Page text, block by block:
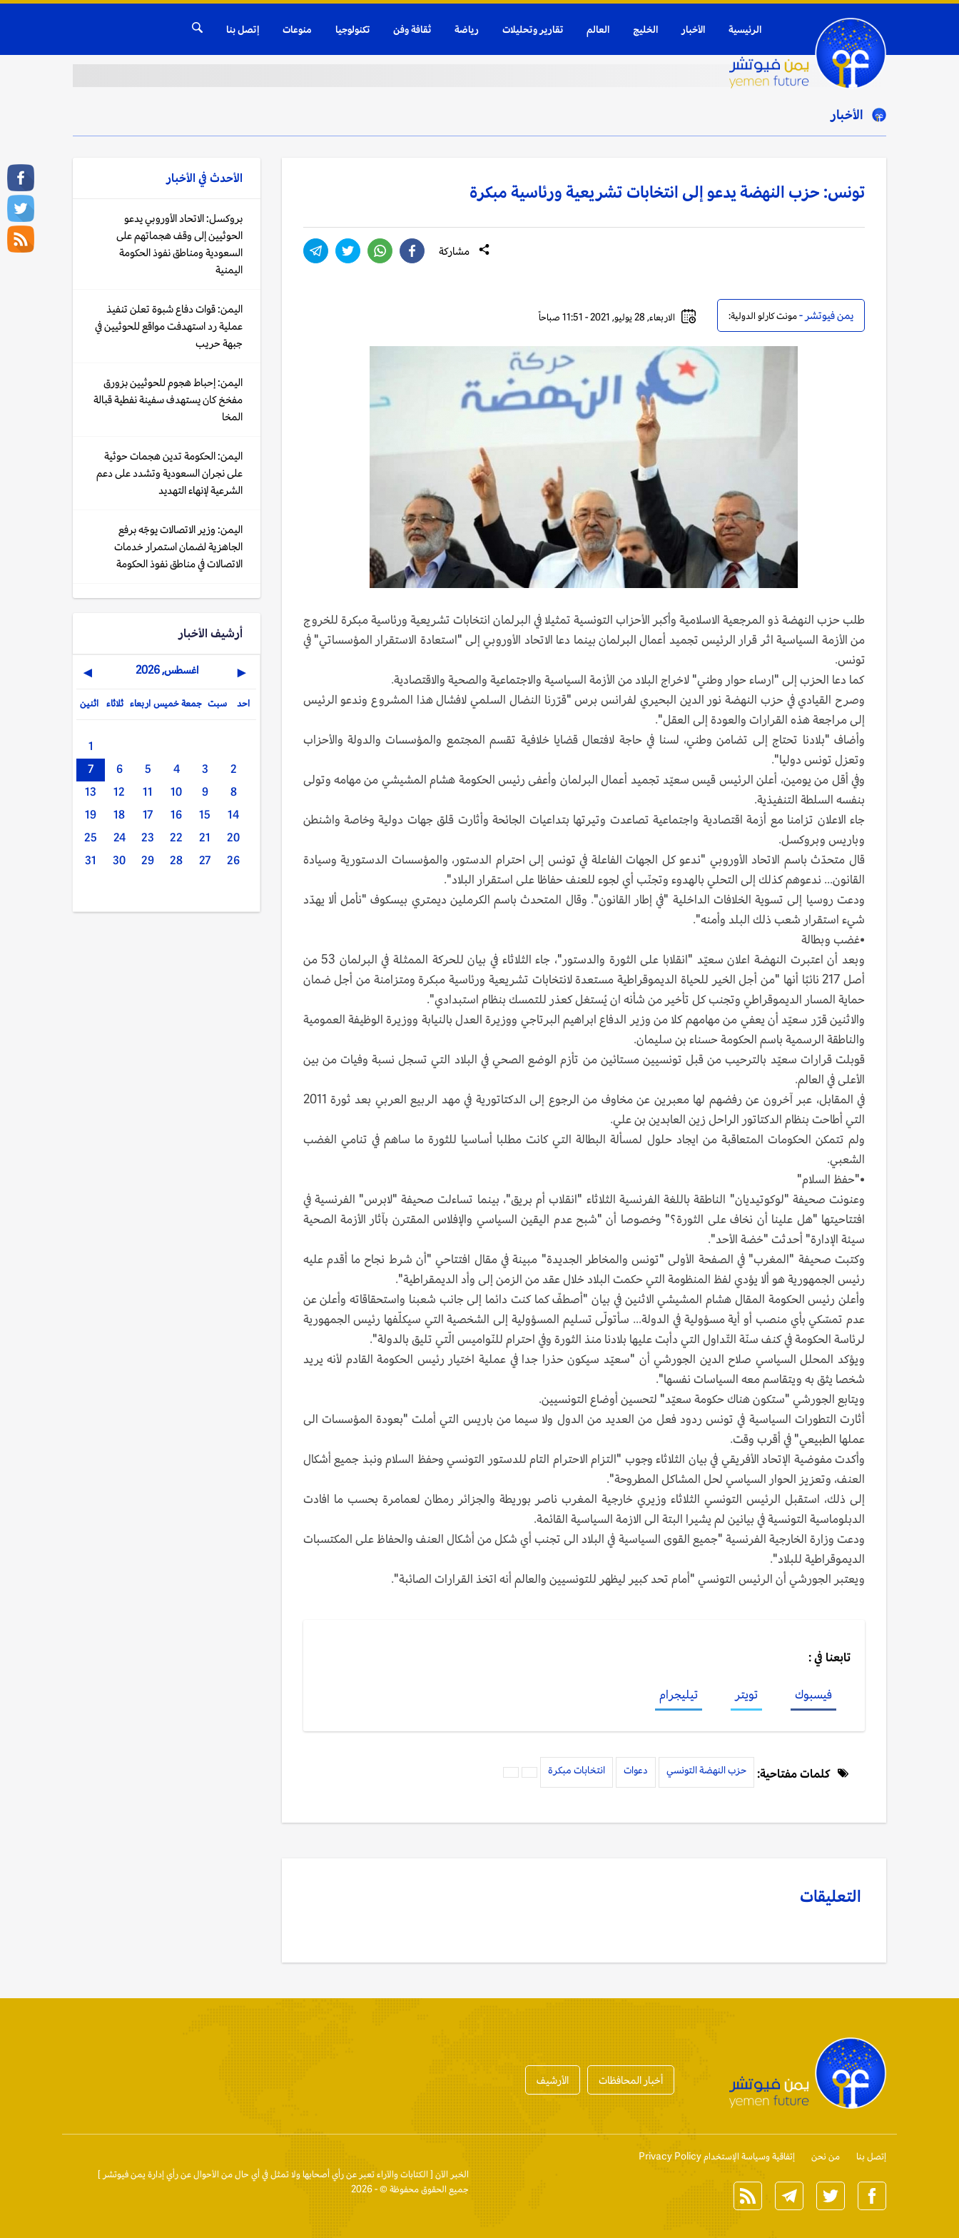
الرئيسية الأخبار الخليج العالم تقارير وتحليلات رياضة ثقافة وفن تكنولوجيا منوعات إتصل بنا
الأخبار
تونس: حزب النهضة يدعو إلى انتخابات تشريعية ورئاسية مبكرة
مشاركة
يمن فيوتشر -مونت كارلو الدولية: الاربعاء, 28 يوليو, 2021 - 11:51 صباحاً
طلب حزب النهضة ذو المرجعية الاسلامية وأكبر الأحزاب التونسية تمثيلا في البرلمان انتخابات تشريعية ورئاسية مبكرة للخروج
من الأزمة السياسية اثر قرار الرئيس تجميد أعمال البرلمان بينما دعا الاتحاد الأوروبي إلى "استعادة الاستقرار المؤسساتي" في
تونس.
كما دعا الحزب إلى "ارساء حوار وطني" لاخراج البلاد من الأزمة السياسية والاجتماعية والصحية والاقتصادية.
وصرح القيادي في حزب النهضة نور الدين البحيري لفرانس برس "قرّرنا النضال السلمي لافشال هذا المشروع وندعو الرئيس
إلى مراجعة هذه القرارات والعودة إلى العقل".
وأضاف "بلادنا تحتاج إلى تضامن وطني، لسنا في حاجة لافتعال قضايا خلافية تقسم المجتمع والمؤسسات والدولة والأحزاب
وتعزل تونس دوليا".
وفي أقل من يومين، أعلن الرئيس قيس سعيّد تجميد أعمال البرلمان وأعفى رئيس الحكومة هشام المشيشي من مهامه وتولى
بنفسه السلطة التنفيذية.
جاء الاعلان تزامنا مع أزمة اقتصادية واجتماعية تصاعدت وتيرتها بتداعيات الجائحة وأثارت قلق جهات دولية وخاصة واشنطن
وباريس وبروكسل.
قال متحدّث باسم الاتحاد الأوروبي "ندعو كل الجهات الفاعلة في تونس إلى احترام الدستور، والمؤسسات الدستورية وسيادة
القانون... ندعوهم كذلك إلى التحلي بالهدوء وتجنّب أي لجوء للعنف حفاظا على استقرار البلاد".
ودعت روسيا إلى تسوية الخلافات الداخلية "في إطار القانون". وقال المتحدث باسم الكرملين ديمتري بيسكوف "نأمل ألا يهدّد
شيء استقرار شعب ذلك البلد وأمنه".
•غضب وبطالة
وبعد أن اعتبرت النهضة اعلان سعيّد "انقلابا على الثورة والدستور"، جاء الثلاثاء في بيان للحركة الممثلة في البرلمان 53 من
أصل 217 نائبًا أنها "من أجل الخير للحياة الديموقراطية مستعدة لانتخابات تشريعية ورئاسية مبكرة ومتزامنة من أجل ضمان
حماية المسار الديموقراطي وتجنب كل تأخير من شأنه ان يُستغل كعذر للتمسك بنظام استبدادي".
والاثنين قرّر سعيّد أن يعفي من مهامهم كلا من وزير الدفاع ابراهيم البرتاجي ووزيرة العدل بالنيابة ووزيرة الوظيفة العمومية
والناطقة الرسمية باسم الحكومة حسناء بن سليمان.
قوبلت قرارات سعيّد بالترحيب من قبل تونسيين مستائين من تأزم الوضع الصحي في البلاد التي تسجل نسبة وفيات من بين
الأعلى في العالم.
في المقابل، عبر آخرون عن رفضهم لها معبرين عن مخاوف من الرجوع إلى الدكتاتورية في مهد الربيع العربي بعد ثورة 2011
التي أطاحت بنظام الدكتاتور الراحل زين العابدين بن علي.
ولم تتمكن الحكومات المتعاقبة من ايجاد حلول لمسألة البطالة التي كانت مطلبا أساسيا للثورة ما ساهم في تنامي الغضب
الشعبي.
•"حفظ السلام"
وعنونت صحيفة "لوكوتيديان" الناطقة باللغة الفرنسية الثلاثاء "انقلاب أم بريق"، بينما تساءلت صحيفة "لابرس" الفرنسية في
افتتاحيتها "هل علينا أن نخاف على الثورة؟" وخصوصا أن "شبح عدم اليقين السياسي والإفلاس المقترن بآثار الأزمة الصحية
سيئة الإدارة" أحدثت "خضة الأحد".
وكتبت صحيفة "المغرب" في الصفحة الأولى "تونس والمخاطر الجديدة" مبينة في مقال افتتاحي "أن شرط نجاح ما أقدم عليه
رئيس الجمهورية هو ألا يؤدي لفظ المنظومة التي حكمت البلاد خلال عقد من الزمن إلى وأد الديمقراطية".
وأعلن رئيس الحكومة المقال هشام المشيشي الاثنين في بيان "أصطفّ كما كنت دائما إلى جانب شعبنا واستحقاقاته وأعلن عن
عدم تمسّكي بأي منصب أو أية مسؤولية في الدولة... سأتولّى تسليم المسؤولية إلى الشخصية التي سيكلّفها رئيس الجمهورية
لرئاسة الحكومة في كنف سنّة التّداول التي دأبت عليها بلادنا منذ الثورة وفي احترام للنّواميس الّتي تليق بالدولة".
ويؤكد المحلل السياسي صلاح الدين الجورشي أن "سعيّد سيكون حذرا جدا في عملية اختيار رئيس الحكومة القادم لأنه يريد
شخصا يثق به ويتقاسم معه السياسات نفسها".
ويتابع الجورشي "ستكون هناك حكومة سعيّد" لتحسين أوضاع التونسيين.
أثارت التطورات السياسية في تونس ردود فعل من العديد من الدول ولا سيما من باريس التي أملت "بعودة المؤسسات الى
عملها الطبيعي" في أقرب وقت.
وأكدت مفوضية الإتحاد الأفريقي في بيان الثلاثاء وجوب "التزام الاحترام التام للدستور التونسي وحفظ السلام ونبذ جميع أشكال
العنف، وتعزيز الحوار السياسي لحل المشاكل المطروحة".
إلى ذلك، استقبل الرئيس التونسي الثلاثاء وزيري خارجية المغرب ناصر بوريطة والجزائر رمطان لعمامرة بحسب ما افادت
الدبلوماسية التونسية في بيانين لم يشيرا البتة الى الازمة السياسية القائمة.
ودعت وزارة الخارجية الفرنسية "جميع القوى السياسية في البلاد الى تجنب أي شكل من أشكال العنف والحفاظ على المكتسبات
الديموقراطية للبلاد".
ويعتبر الجورشي أن الرئيس التونسي "أمام تحد كبير ليظهر للتونسيين والعالم أنه اتخذ القرارات الصائبة".
تابعنا في :
فيسبوك تويتر تيليجرام
كلمات مفتاحية: حزب النهضة التونسي دعوات انتخابات مبكرة
التعليقات
الأحدث في الأخبار
بروكسل: الاتحاد الأوروبي يدعو
الحوثيين إلى وقف هجماتهم على
السعودية ومناطق نفوذ الحكومة
اليمنية
اليمن: قوات دفاع شبوة تعلن تنفيذ
عملية رد استهدفت مواقع للحوثيين في
جبهة حريب
اليمن: إحباط هجوم للحوثيين بزورق
مفخخ كان يستهدف سفينة نفطية قبالة
المخا
اليمن: الحكومة تدين هجمات حوثية
على نجران السعودية وتشدد على دعم
الشرعية لإنهاء التهديد
اليمن: وزير الاتصالات يوجّه برفع
الجاهزية لضمان استمرار خدمات
الاتصالات في مناطق نفوذ الحكومة
أرشيف الأخبار
◀ اغسطس, 2026 ▶
اثنين ثلاثاء اربعاء خميس جمعة سبت احد
1
2
3
4
5
6
7
8
9
10
11
12
13
14
15
16
17
18
19
20
21
22
23
24
25
26
27
28
29
30
31
أخبار المحافظات الأرشيف
إتصل بنا من نحن
إتفاقية وسياسة الإستخدام Privacy Policy
الخبر الآن [ الكتابات والآراء تعبر عن رأي أصحابها ولا تمثل في أي حال من الأحوال عن رأي إدارة يمن فيوتشر ]
جميع الحقوق محفوظة © - 2026